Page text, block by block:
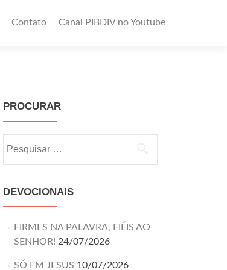
Contato Canal PIBDIV no Youtube
PROCURAR
DEVOCIONAIS
FIRMES NA PALAVRA, FIÉIS AO
SENHOR! 24/07/2026
SÓ EM JESUS 10/07/2026